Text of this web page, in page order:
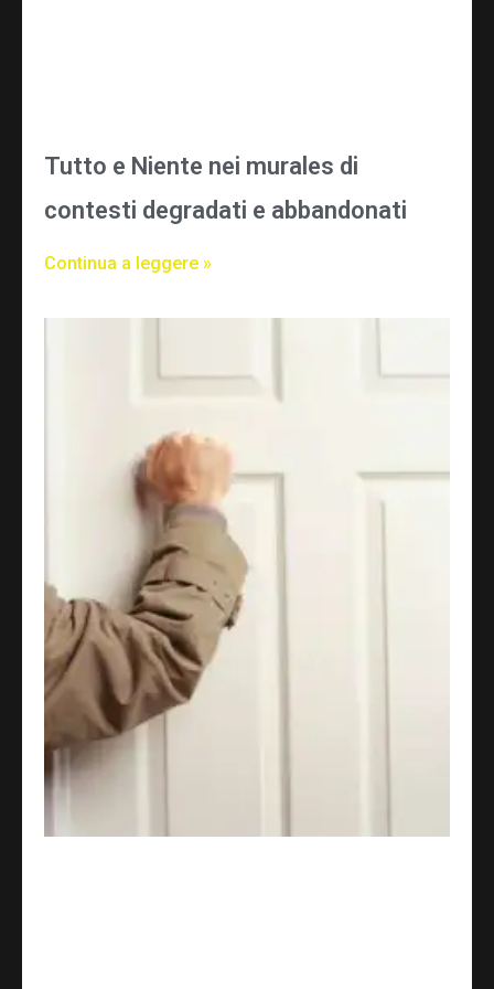
Tutto e Niente nei murales di
contesti degradati e abbandonati
Continua a leggere »